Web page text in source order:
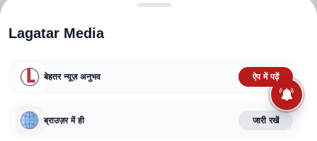
TERMS AND CONDITIONS
CORRECTIONS POLICY
FACT CHECKING POLICY
Lagatar Media
बेहतर न्यूज़ अनुभव ऐप में पढ़ें
ब्राउज़र में ही जारी रखें